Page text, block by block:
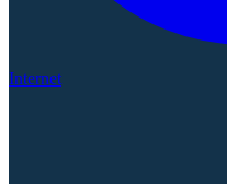
Internet